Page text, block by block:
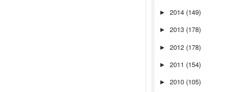
► 2014 (149)
► 2013 (178)
► 2012 (178)
► 2011 (154)
► 2010 (105)